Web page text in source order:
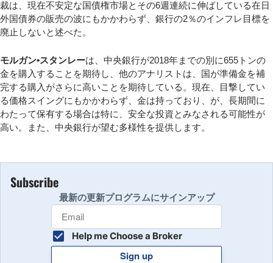
裁は、現在不安定な国債権市場とその6週連続に伸ばしている在日
外国債券の販売の波にもかかわらず、銀行の2％のインフレ目標を
廃止しないと述べた。
モルガン•スタンレーは、中央銀行が2018年までの別に655トンの
金を購入することを期待し、他のアナリストは、国が準備金を補
完する購入がさらに高いことを期待している。現在、目撃してい
る価格スイングにもかかわらず、金は持っており、が、長期間に
わたって保有する場合は特に、安全な投資とみなされる可能性が
高い。また、中央銀行が望む多様性を提供します。
Subscribe
最新の更新プログラムにサインアップ
Help me Choose a Broker
Sign up